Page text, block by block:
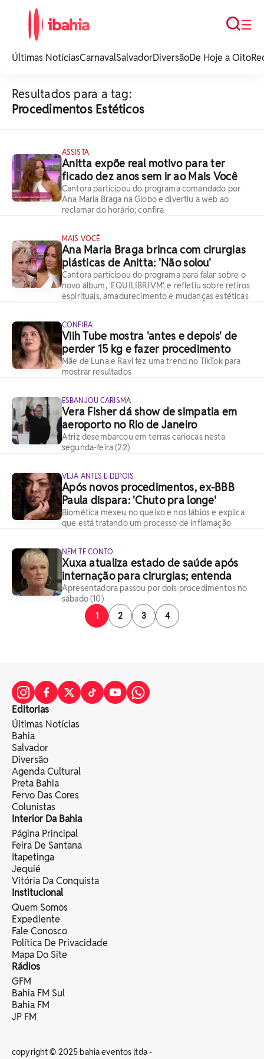
noticias e
☰
Busca
Últimas NotíciasCarnavalSalvadorDiversãoDe Hoje a Oito
Resultados para a tag:
Procedimentos Estéticos
ASSISTA
Anitta expõe real motivo para ter
ficado dez anos sem ir ao Mais Você
Cantora participou do programa comandado por
Ana Maria Braga na Globo e divertiu a web ao
reclamar do horário; confira
MAIS VOCÊ
Ana Maria Braga brinca com cirurgias
plásticas de Anitta: 'Não solou'
Cantora participou do programa para falar sobre o
novo álbum, 'EQUILIBRIVM', e refletiu sobre retiros
espirituais, amadurecimento e mudanças estéticas
CONFIRA
Viih Tube mostra 'antes e depois' de
perder 15 kg e fazer procedimento
Mãe de Luna e Ravi fez uma trend no TikTok para
mostrar resultados
ESBANJOU CARISMA
Vera Fisher dá show de simpatia em
aeroporto no Rio de Janeiro
Atriz desembarcou em terras cariocas nesta
segunda-feira (22)
VEJA ANTES E DEPOIS
Após novos procedimentos, ex-BBB
Paula dispara: 'Chuto pra longe'
Biomética mexeu no queixo e nos lábios e explica
que está tratando um processo de inflamação
NEM TE CONTO
Xuxa atualiza estado de saúde após
internação para cirurgias; entenda
Apresentadora passou por dois procedimentos no
sábado (10)
1
2 3 4
Editorias
Últimas Notícias
Bahia
Salvador
Diversão
Agenda Cultural
Preta Bahia
Fervo Das Cores
Colunistas
Interior Da Bahia
Página Principal
Feira De Santana
Itapetinga
Jequié
Vitória Da Conquista
Institucional
Quem Somos
Expediente
Fale Conosco
Política De Privacidade
Mapa Do Site
Rádios
GFM
Bahia FM Sul
Bahia FM
JP FM
copyright © 2025 bahia eventos ltda -